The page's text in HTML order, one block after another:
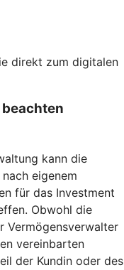
direkt zum digitalen
kann die
eigenem
für das Investment
Obwohl die
Vermögensverwalter
vereinbarten
der Kundin oder des